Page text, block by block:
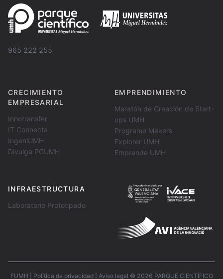
965 222 255
CRECIMIENTO
EMPRESARIAL
Innotransfer
IT Connecta
IngeniUMH
Divulga PCUMH
EMPRENDIMIENTO
Maratón de Creación de Start-
ups UMH
Programa Makers
Explorer UMH
Emprende UMH
INFRAESTRUCTURA
Laboratorio Prototipado
FUMH Política de privacidad Aviso legal © 2026 PARQUE CIENTÍFICO